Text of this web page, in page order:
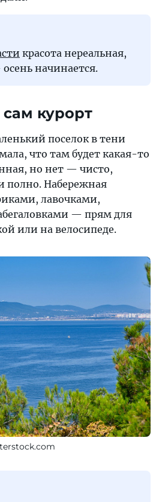
красота нереальная,
начинается.
курорт
поселок в тени
что там будет какая-то
но нет — чисто,
полно. Набережная
лавочками,
— прям для
или на велосипеде.